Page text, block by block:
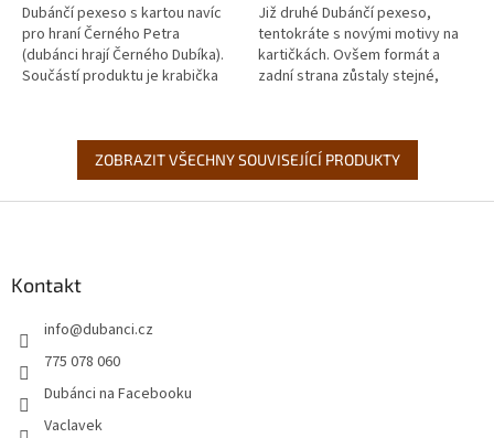
Dubánčí pexeso s kartou navíc
pro hraní Černého Petra
(dubánci hrají Černého Dubíka).
Součástí produktu je krabička
karet, 4...
Již druhé Dubánčí pexeso,
tentokráte s novými motivy na
kartičkách. Ovšem formát a
zadní strana zůstaly stejné,
hrát...
ZOBRAZIT VŠECHNY SOUVISEJÍCÍ PRODUKTY
Kontakt
info@dubanci.cz
775 078 060
Dubánci na Facebooku
Vaclavek